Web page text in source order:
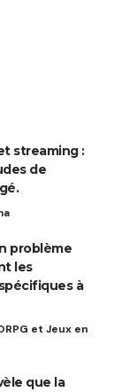
streaming :
de
problème
les
à
et Jeux en
que la